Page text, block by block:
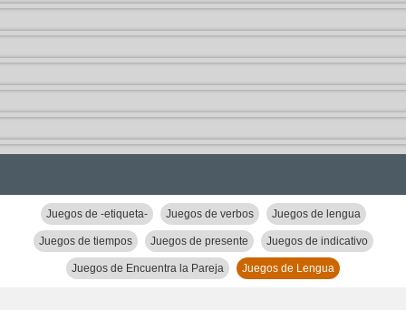
Juegos de -etiqueta- Juegos de verbos Juegos de lengua
Juegos de tiempos Juegos de presente Juegos de indicativo
Juegos de Encuentra la Pareja Juegos de Lengua